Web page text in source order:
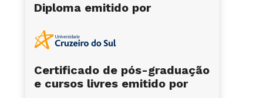
Diploma emitido por
Certificado de pós-graduação
e cursos livres emitido por